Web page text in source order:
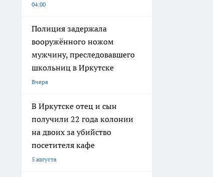
04:00
Полиция задержала
вооружённого ножом
мужчину, преследовавшего
школьниц в Иркутске
Вчера
В Иркутске отец и сын
получили 22 года колонии
на двоих за убийство
посетителя кафе
5 августа